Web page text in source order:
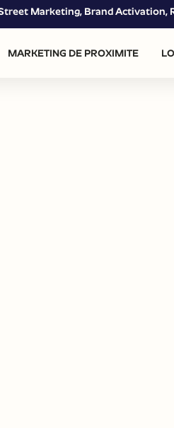
Marketing, Brand Activation,
MARKETING DE PROXIMITE